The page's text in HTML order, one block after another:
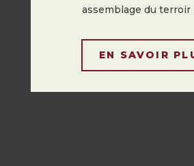
assemblage du terroir
EN SAVOIR